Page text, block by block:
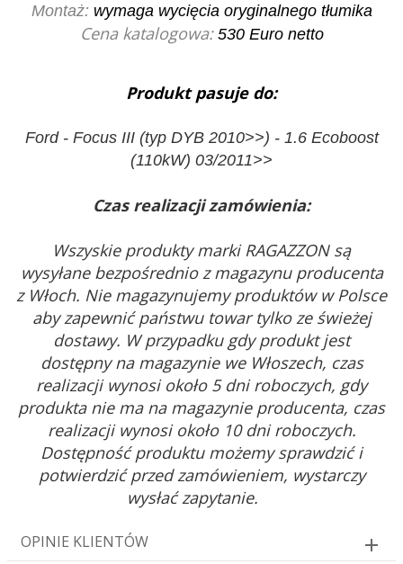
Montaż:wymaga wycięcia oryginalnego tłumika
Cena katalogowa: 530 Euro netto
Produkt pasuje do:
Ford - Focus III (typ DYB 2010>>) - 1.6 Ecoboost
(110kW) 03/2011>>
Czas realizacji zamówienia:
Wszyskie produkty marki RAGAZZON są
wysyłane bezpośrednio z magazynu producenta
z Włoch. Nie magazynujemy produktów w Polsce
aby zapewnić państwu towar tylko ze świeżej
dostawy. W przypadku gdy produkt jest
dostępny na magazynie we Włoszech, czas
realizacji wynosi około 5 dni roboczych, gdy
produkta nie ma na magazynie producenta, czas
realizacji wynosi około 10 dni roboczych.
Dostępność produktu możemy sprawdzić i
potwierdzić przed zamówieniem, wystarczy
wysłać zapytanie.
OPINIE KLIENTÓW